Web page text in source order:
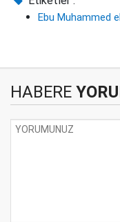
Ebu Muhammed
HABERE